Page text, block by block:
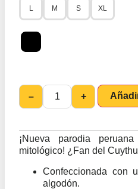
L M S XL
– +
¡Nueva parodia
mitológico! ¿Fan del
Confeccionada con
algodón.